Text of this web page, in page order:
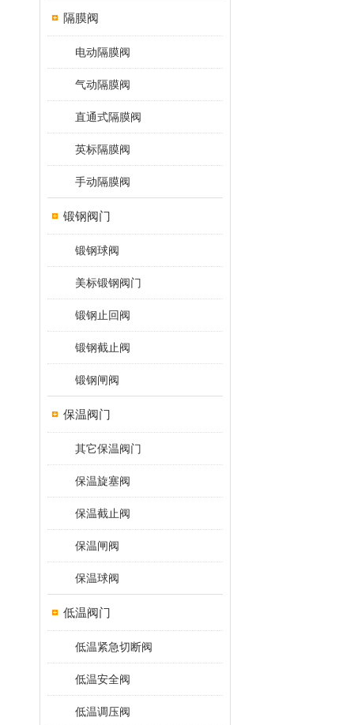
隔膜阀
电动隔膜阀
气动隔膜阀
直通式隔膜阀
英标隔膜阀
手动隔膜阀
锻钢阀门
锻钢球阀
美标锻钢阀门
锻钢止回阀
锻钢截止阀
锻钢闸阀
保温阀门
其它保温阀门
保温旋塞阀
保温截止阀
保温闸阀
保温球阀
低温阀门
低温紧急切断阀
低温安全阀
低温调压阀